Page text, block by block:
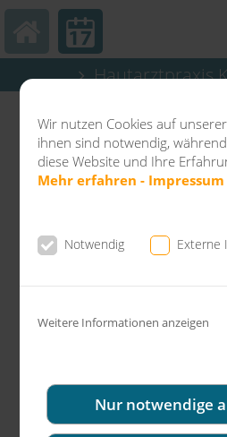
Wir nutzen Cookies auf
ihnen sind notwendig,
diese Website und Ihre
Mehr erfahren -
Notwendig Externe
Weitere Informationen anzeigen
Nur notwendige
Hautarztpraxis
News aus der
Der Laser ist in der